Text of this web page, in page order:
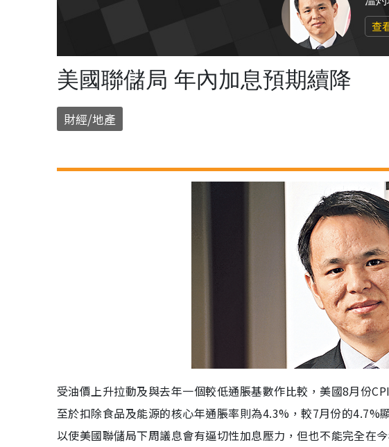
查
美國聯儲局 年內加息預期續降
財經/地產
受油價上升拉動及與去年一個較低通脹基數作比較，美國8月份
至於扣除食品及能源的核心年通脹率則為4.3%，較7月份的4.7%
以使美國聯儲局下周議息會有逼切性加息壓力，但也不能完全在